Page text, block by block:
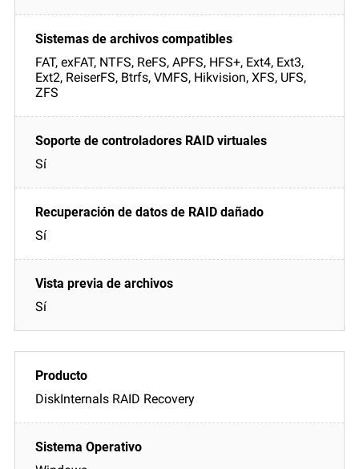
FAT, exFAT, NTFS, ReFS, APFS, HFS+, Ext4, Ext3,
Ext2, ReiserFS, Btrfs, VMFS, Hikvision, XFS, UFS,
ZFS
Sí
Sí
Sí
DiskInternals RAID Recovery